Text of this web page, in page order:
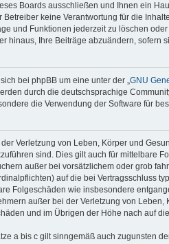
Boards ausschließen und Ihnen ein
keine Verantwortung für die
und Funktionen jederzeit zu löschen
hinaus, Ihre Beiträge abzuändern,
bei phpBB um eine unter der „ GNU
durch die deutschsprachige
die Verwendung der Software für
Verletzung von Leben, Körper und
sind. Dies gilt auch für mittelbare
außer bei vorsätzlichem oder grob
auf die bei Vertragsschluss
Folgeschäden wie insbesondere
außer bei der Verletzung von
und im Übrigen der Höhe nach auf
a bis c gilt sinngemäß auch zugunsten